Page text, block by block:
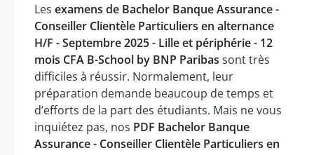
Les examens de Bachelor Banque Assurance -
Conseiller Clientèle Particuliers en alternance
H/F - Septembre 2025 - Lille et périphérie - 12
mois CFA B-School by BNP Paribas sont très
difficiles à réussir. Normalement, leur
préparation demande beaucoup de temps et
d’efforts de la part des étudiants. Mais ne vous
inquiétez pas, nos PDF Bachelor Banque
Assurance - Conseiller Clientèle Particuliers en